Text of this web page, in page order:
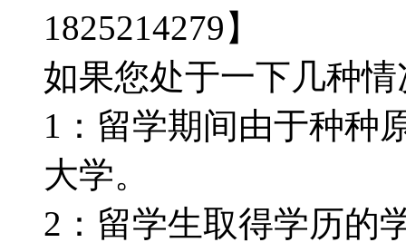
1825214279】
如果您处于一下几种情
1：留学期间由于种种
大学。
2：留学生取得学历的